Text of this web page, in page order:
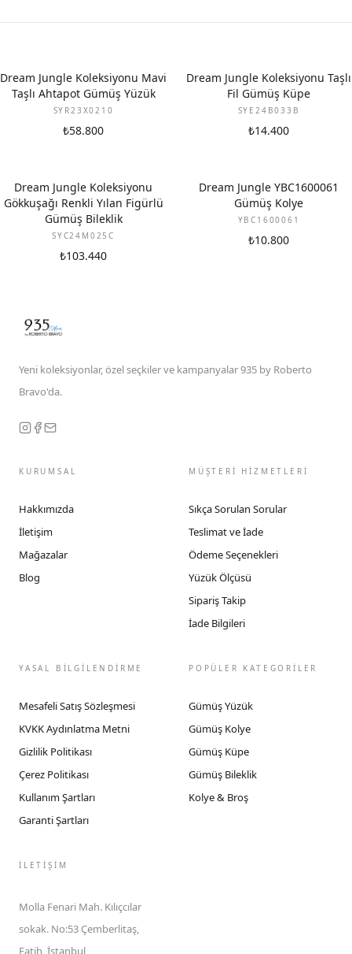
Dream Jungle Koleksiyonu Mavi
Taşlı Ahtapot Gümüş Yüzük
SYR23X0210
₺58.800
Dream Jungle Koleksiyonu Taşlı
Fil Gümüş Küpe
SYE24B033B
₺14.400
Dream Jungle Koleksiyonu
Gökkuşağı Renkli Yılan Figürlü
Gümüş Bileklik
SYC24M025C
₺103.440
Dream Jungle YBC1600061
Gümüş Kolye
YBC1600061
₺10.800
Yeni koleksiyonlar, özel seçkiler ve kampanyalar 935 by Roberto
Bravo'da.
KURUMSAL
Hakkımızda
İletişim
Mağazalar
Blog
MÜŞTERİ HİZMETLERİ
Sıkça Sorulan Sorular
Teslimat ve İade
Ödeme Seçenekleri
Yüzük Ölçüsü
Sipariş Takip
İade Bilgileri
YASAL BİLGİLENDİRME
Mesafeli Satış Sözleşmesi
KVKK Aydınlatma Metni
Gizlilik Politikası
Çerez Politikası
Kullanım Şartları
Garanti Şartları
POPÜLER KATEGORİLER
Gümüş Yüzük
Gümüş Kolye
Gümüş Küpe
Gümüş Bileklik
Kolye & Broş
İLETIŞIM
Molla Fenari Mah. Kılıçcılar
sokak. No:53 Çemberlitaş,
Fatih, İstanbul